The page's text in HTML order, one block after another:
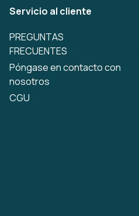
Servicio al cliente
PREGUNTAS
FRECUENTES
Póngase en contacto con
nosotros
CGU